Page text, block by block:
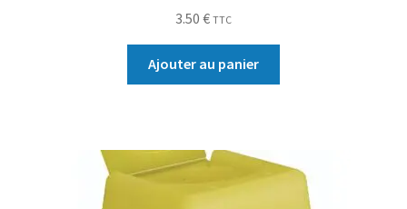
3.50 € TTC
Ajouter au panier